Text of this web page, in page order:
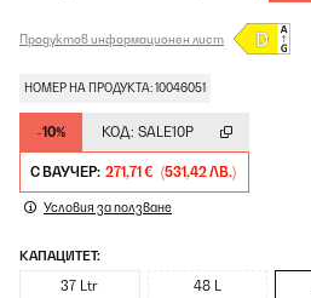
Продуктов информационен лист
НОМЕР НА ПРОДУКТА: 10046051
-10% КОД: SALE10P
С ВАУЧЕР: 271,71 € (531,42 ЛВ.)
Условия за ползване
КАПАЦИТЕТ:
37 Ltr 48 L